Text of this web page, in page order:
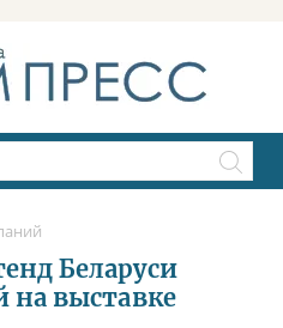
Беларуси
на выставке